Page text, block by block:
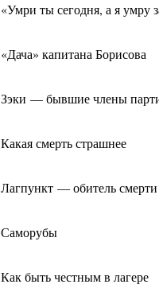
«Умри ты сегодня, а я умру
«Дача» капитана Борисова
Зэки — бывшие члены
Какая смерть страшнее
Лагпункт — обитель смерти
Саморубы
Как быть честным в лагере